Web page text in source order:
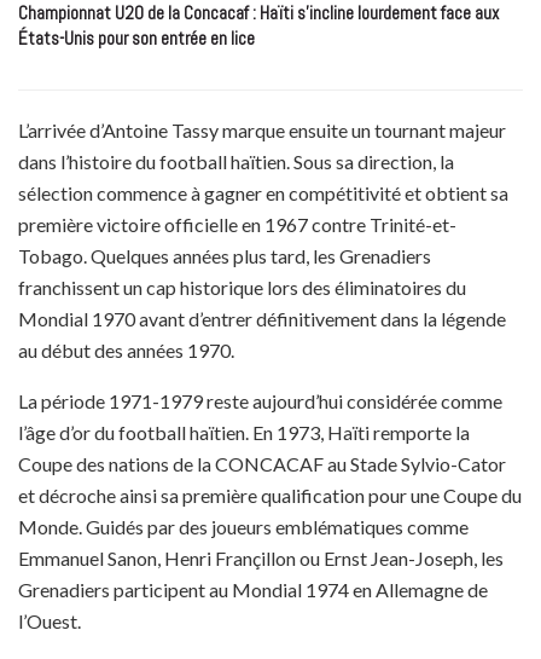
Championnat U20 de la Concacaf : Haïti s’incline lourdement face aux
États-Unis pour son entrée en lice
L’arrivée d’Antoine Tassy marque ensuite un tournant majeur
dans l’histoire du football haïtien. Sous sa direction, la
sélection commence à gagner en compétitivité et obtient sa
première victoire officielle en 1967 contre Trinité-et-
Tobago. Quelques années plus tard, les Grenadiers
franchissent un cap historique lors des éliminatoires du
Mondial 1970 avant d’entrer définitivement dans la légende
au début des années 1970.
La période 1971-1979 reste aujourd’hui considérée comme
l’âge d’or du football haïtien. En 1973, Haïti remporte la
Coupe des nations de la CONCACAF au Stade Sylvio-Cator
et décroche ainsi sa première qualification pour une Coupe du
Monde. Guidés par des joueurs emblématiques comme
Emmanuel Sanon, Henri Françillon ou Ernst Jean-Joseph, les
Grenadiers participent au Mondial 1974 en Allemagne de
l’Ouest.